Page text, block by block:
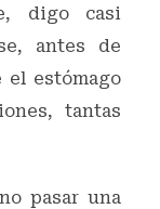
digo casi
antes de
estómago
tantas
pasar una